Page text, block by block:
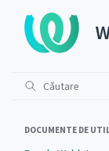
DOCUMENTE DE